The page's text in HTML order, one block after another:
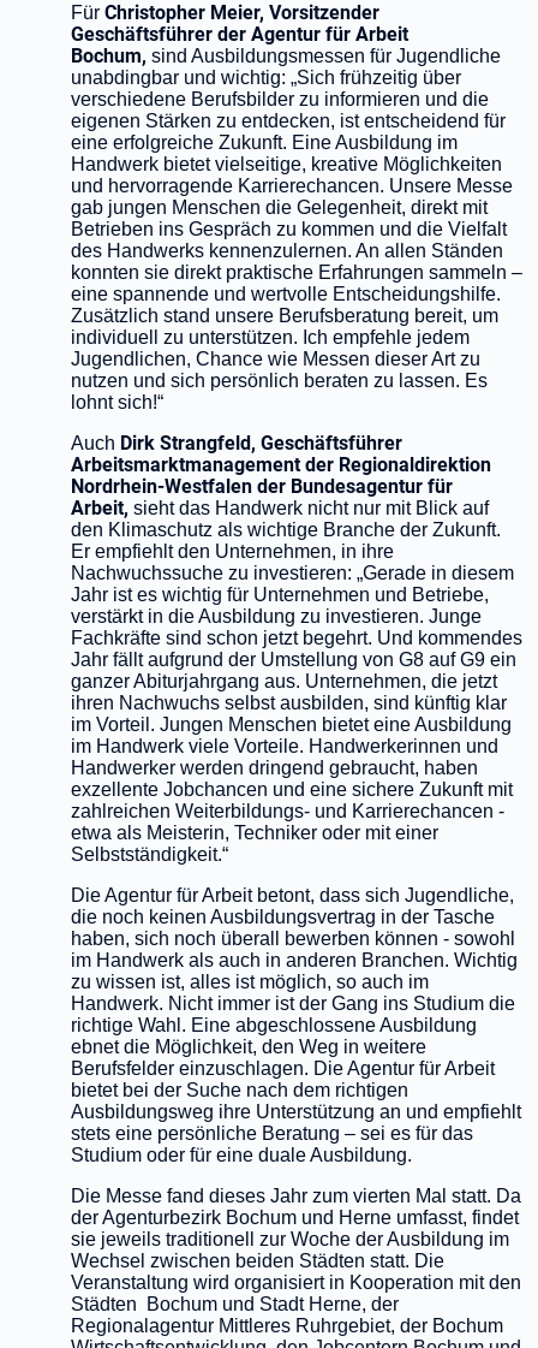
FürChristopher Meier, Vorsitzender
Geschäftsführer der Agentur für Arbeit
Bochum,sind Ausbildungsmessen für Jugendliche
unabdingbar und wichtig: „Sich frühzeitig über
verschiedene Berufsbilder zu informieren und die
eigenen Stärken zu entdecken, ist entscheidend für
eine erfolgreiche Zukunft. Eine Ausbildung im
Handwerk bietet vielseitige, kreative Möglichkeiten
und hervorragende Karrierechancen. Unsere Messe
gab jungen Menschen die Gelegenheit, direkt mit
Betrieben ins Gespräch zu kommen und die Vielfalt
des Handwerks kennenzulernen. An allen Ständen
konnten sie direkt praktische Erfahrungen sammeln –
eine spannende und wertvolle Entscheidungshilfe.
Zusätzlich stand unsere Berufsberatung bereit, um
individuell zu unterstützen. Ich empfehle jedem
Jugendlichen, Chance wie Messen dieser Art zu
nutzen und sich persönlich beraten zu lassen. Es
lohnt sich!“
Auch Dirk Strangfeld, Geschäftsführer
Arbeitsmarktmanagement der Regionaldirektion
Nordrhein-Westfalen der Bundesagentur für
Arbeit,sieht das Handwerk nicht nur mit Blick auf
den Klimaschutz als wichtige Branche der Zukunft.
Er empfiehlt den Unternehmen, in ihre
Nachwuchssuche zu investieren: „Gerade in diesem
Jahr ist es wichtig für Unternehmen und Betriebe,
verstärkt in die Ausbildung zu investieren. Junge
Fachkräfte sind schon jetzt begehrt. Und kommendes
Jahr fällt aufgrund der Umstellung von G8 auf G9 ein
ganzer Abiturjahrgang aus. Unternehmen, die jetzt
ihren Nachwuchs selbst ausbilden, sind künftig klar
im Vorteil. Jungen Menschen bietet eine Ausbildung
im Handwerk viele Vorteile. Handwerkerinnen und
Handwerker werden dringend gebraucht, haben
exzellente Jobchancen und eine sichere Zukunft mit
zahlreichen Weiterbildungs- und Karrierechancen -
etwa als Meisterin, Techniker oder mit einer
Selbstständigkeit.“
Die Agentur für Arbeit betont, dass sich Jugendliche,
die noch keinen Ausbildungsvertrag in der Tasche
haben, sich noch überall bewerben können - sowohl
im Handwerk als auch in anderen Branchen. Wichtig
zu wissen ist, alles ist möglich, so auch im
Handwerk. Nicht immer ist der Gang ins Studium die
richtige Wahl. Eine abgeschlossene Ausbildung
ebnet die Möglichkeit, den Weg in weitere
Berufsfelder einzuschlagen. Die Agentur für Arbeit
bietet bei der Suche nach dem richtigen
Ausbildungsweg ihre Unterstützung an und empfiehlt
stets eine persönliche Beratung – sei es für das
Studium oder für eine duale Ausbildung.
Die Messe fand dieses Jahr zum vierten Mal statt. Da
der Agenturbezirk Bochum und Herne umfasst, findet
sie jeweils traditionell zur Woche der Ausbildung im
Wechsel zwischen beiden Städten statt. Die
Veranstaltung wird organisiert in Kooperation mit den
Städten Bochum und Stadt Herne, der
Regionalagentur Mittleres Ruhrgebiet, der Bochum